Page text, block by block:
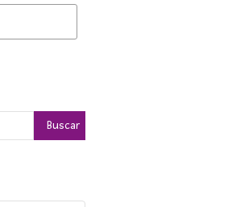
Buscar